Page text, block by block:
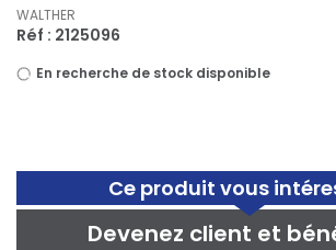
Ce produit vous
Devenez client et
WALTHER
Réf : 2125096
En recherche de stock disponible